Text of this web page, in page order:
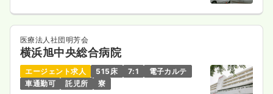
医療法人社団明芳会
横浜旭中央総合病院
エージェント求人 515床 7:1
電子カルテ
車通勤可
託児所
寮